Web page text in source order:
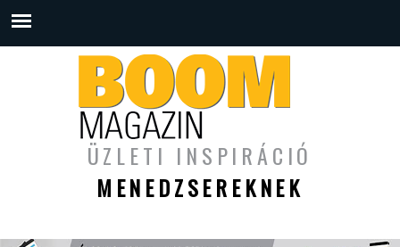
ÜZLETI INSPIRÁCIÓ
MENEDZSEREKNEK